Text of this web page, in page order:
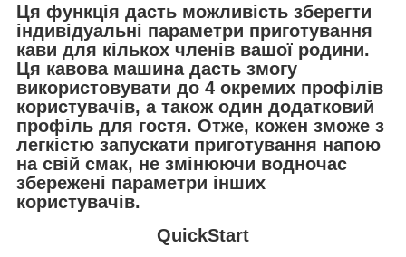
Ця функція дасть можливість зберегти
індивідуальні параметри приготування
кави для кількох членів вашої родини.
Ця кавова машина дасть змогу
використовувати до 4 окремих профілів
користувачів, а також один додатковий
профіль для гостя. Отже, кожен зможе з
легкістю запускати приготування напою
на свій смак, не змінюючи водночас
збережені параметри інших
користувачів.
QuickStart